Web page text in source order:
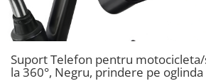
Suport Telefon pentru
la 360°, Negru, prindere pe oglinda